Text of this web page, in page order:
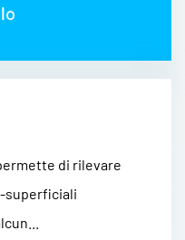
di rilevare
superficiali